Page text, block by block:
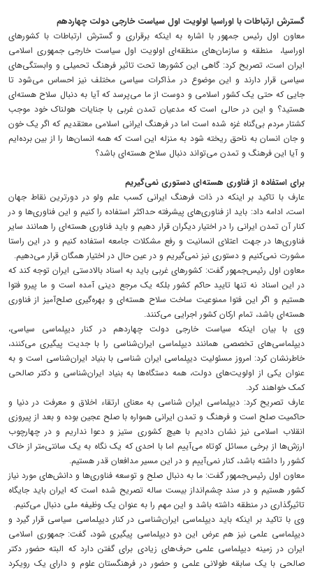
گسترش ارتباطات با اوراسیا اولویت اول سیاست خارجی دولت چهاردهم
معاون اول رئیس جمهور با اشاره به اینکه برقراری و گسترش ارتباطات با کشورهای
اوراسیا، ‌ منطقه و سازمان‌های منطقه‌ای اولویت اول سیاست خارجی جمهوری اسلامی
ایران است، ‌تصریح کرد: گاهی این کشورها تحت تاثیر فرهنگ تحمیلی و وابستگی‌های
سیاسی قرار دارند و این موضوع در مذاکرات سیاسی مختلف نیز احساس می‌شود تا
جایی که حتی یک کشور اسلامی و دوست از ما می‌پرسد که آیا به دنبال سلاح هسته‌ای
هستید؟ و این در حالی است که مدعیان تمدن غربی با جنایات هولناک خود موجب
کشتار مردم بی‌گناه غزه شده است اما در فرهنگ ایرانی اسلامی معتقدیم که اگر یک خون
و جان انسان به ناحق ریخته شود به منزله این است که همه انسان‌ها را از بین برده‌ایم
و آیا این فرهنگ و تمدن می‌تواند دنبال سلاح هسته‌ای باشد؟ ‌
برای استفاده از فناوری هسته‌ای دستوری نمی‌گیریم
عارف با تاکید بر اینکه در ذات فرهنگ ایرانی کسب علم ولو در دورترین نقاط جهان
است، ادامه داد: باید از فناوری‌های پیشرفته حداکثر استفاده را کنیم و این فناوری‌ها و در
کنار آن تمدن ایرانی را در اختیار دیگران قرار دهیم و باید فناوری هسته‌ای را همانند سایر
فناوری‌ها در جهت اعتلای انسانیت و رفع مشکلات جامعه استفاده کنیم و در این راستا
مشورت نمی‌کنیم و دستوری نیز نمی‌گیریم و در عین حال در اختیار همگان قرار می‌دهیم.
معاون اول رئیس‌جمهور گفت: کشورهای غربی باید به اسناد بالادستی ایران توجه کند که
در این اسناد نه تنها تایید حاکم کشور بلکه یک مرجع دینی آمده است و ما پیرو فتوا
هستیم و اگر این فتوا ممنوعیت ساخت سلاح هسته‌ای و بهره‌گیری صلح‌آمیز از فناوری
هسته‌ای باشد، تمام ارکان کشور اجرایی می‌کنند.
وی با بیان اینکه سیاست خارجی دولت چهاردهم در کنار دیپلماسی سیاسی،
دیپلماسی‌های تخصصی همانند دیپلماسی ایران‌شناسی را با جدیت پیگیری می‌کنند،
خاطرنشان کرد: امروز مسئولیت دیپلماسی ایران شناسی با بنیاد ایران‌شناسی است و به
عنوان یکی از اولویت‌های دولت، همه دستگاه‌ها به بنیاد ایران‌شناسی و دکتر صالحی
کمک خواهند کرد.
عارف تصریح کرد: دیپلماسی ایران شناسی به معنای ارتقاء اخلاق و معرفت در دنیا و
حاکمیت صلح است و فرهنگ و تمدن ایرانی همواره با صلح عجین بوده و بعد از پیروزی
انقلاب اسلامی نیز نشان دادیم با هیچ کشوری ستیز و دعوا نداریم و در چهارچوب
ارزش‌ها از برخی مسائل کوتاه می‌آییم اما با احدی که یک نگاه به یک سانتی‌متر از خاک
کشور را داشته باشد، کنار نمی‌آییم و در این مسیر مدافعان قدر هستیم.
معاون اول رئیس‌جمهور گفت: ما به دنبال صلح و توسعه فناوری‌ها و دانش‌های مورد نیاز
کشور هستیم و در سند چشم‌انداز بیست ساله تصریح شده است که ایران باید جایگاه
تاثیرگذاری در منطقه داشته باشد و این مهم را به عنوان یک وظیفه ملی دنبال می‌کنیم.
وی با تاکید بر اینکه باید دیپلماسی ایران‌شناسی در کنار دیپلماسی سیاسی قرار گیرد و
دیپلماسی علمی نیز هم عرض این دو دیپلماسی پیگیری شود، گفت: جمهوری اسلامی
ایران در زمینه دیپلماسی علمی حرف‌های زیادی برای گفتن دارد که البته حضور دکتر
صالحی با یک سابقه طولانی علمی و حضور در فرهنگستان علوم و دارای یک رویکرد